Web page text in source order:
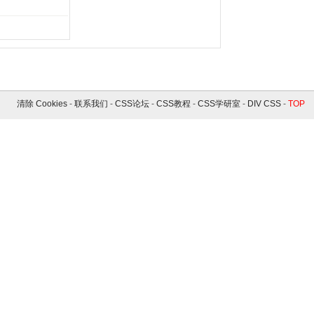
清除 Cookies- 联系我们 - CSS论坛- CSS教程 - CSS学研室- DIV CSS- TOP